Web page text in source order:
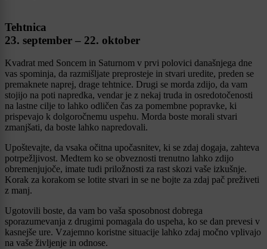
Tehtnica
23. september – 22. oktober
Kvadrat med Soncem in Saturnom v prvi polovici današnjega dne
vas spominja, da razmišljate preprosteje in stvari uredite, preden se
premaknete naprej, drage tehtnice. Drugi se morda zdijo, da vam
stojijo na poti napredka, vendar je z nekaj truda in osredotočenosti
na lastne cilje to lahko odličen čas za pomembne popravke, ki
prispevajo k dolgoročnemu uspehu. Morda boste morali stvari
zmanjšati, da boste lahko napredovali.
Upoštevajte, da vsaka očitna upočasnitev, ki se zdaj dogaja, zahteva
potrpežljivost. Medtem ko se obveznosti trenutno lahko zdijo
obremenjujoče, imate tudi priložnosti za rast skozi vaše izkušnje.
Korak za korakom se lotite stvari in se ne bojte za zdaj pač preživeti
z manj.
Ugotovili boste, da vam bo vaša sposobnost dobrega
sporazumevanja z drugimi pomagala do uspeha, ko se dan prevesi v
kasnejše ure. Vzajemno koristne situacije lahko zdaj močno vplivajo
na vaše življenje in odnose.